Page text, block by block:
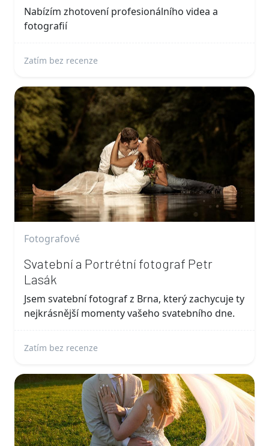
Nabízím zhotovení profesionálního videa a
fotografií
Zatím bez recenze
Fotografové
Svatební a Portrétní fotograf Petr
Lasák
Jsem svatební fotograf z Brna, který zachycuje ty
nejkrásnější momenty vašeho svatebního dne.
Zatím bez recenze